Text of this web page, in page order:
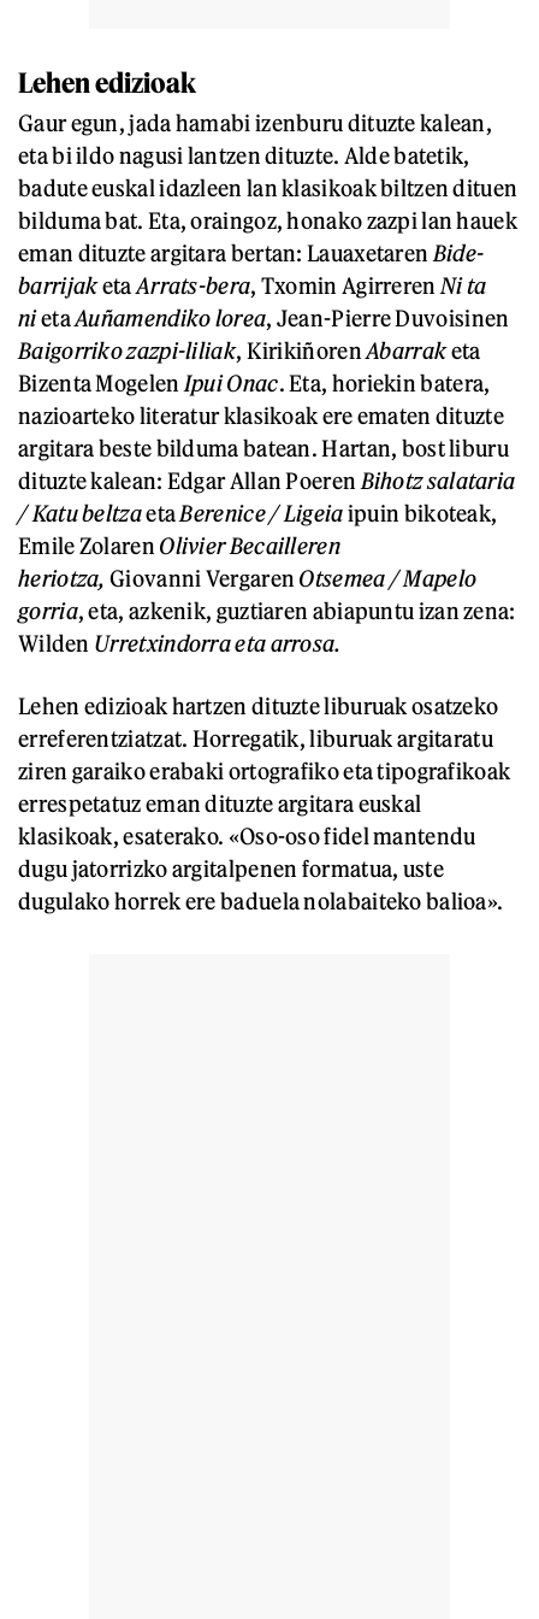
Lehen edizioak
Gaur egun, jada hamabi izenburu dituzte kalean,
eta bi ildo nagusi lantzen dituzte. Alde batetik,
badute euskal idazleen lan klasikoak biltzen dituen
bilduma bat. Eta, oraingoz, honako zazpi lan hauek
eman dituzte argitara bertan: Lauaxetaren Bide-
barrijaketaArrats-bera, Txomin Agirreren Ni ta
nietaAuñamendiko lorea, Jean-Pierre Duvoisinen
Baigorriko zazpi-liliak, KirikiñorenAbarraketa
Bizenta Mogelen Ipui Onac. Eta, horiekin batera,
nazioarteko literatur klasikoak ere ematen dituzte
argitara beste bilduma batean. Hartan, bost liburu
dituzte kalean: Edgar Allan Poeren Bihotz salataria
/ Katu beltzaetaBerenice / Ligeiaipuin bikoteak,
Emile Zolaren Olivier Becailleren
heriotza,Giovanni Vergaren Otsemea / Mapelo
gorria, eta, azkenik, guztiaren abiapuntu izan zena:
Wilden Urretxindorra eta arrosa.
Lehen edizioak hartzen dituzte liburuak osatzeko
erreferentziatzat. Horregatik, liburuak argitaratu
ziren garaiko erabaki ortografiko eta tipografikoak
errespetatuz eman dituzte argitara euskal
klasikoak, esaterako. «Oso-oso fidel mantendu
dugu jatorrizko argitalpenen formatua, uste
dugulako horrek ere baduela nolabaiteko balioa».